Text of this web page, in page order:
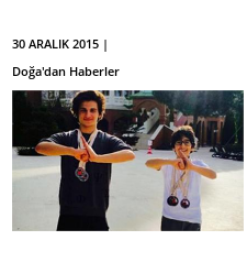
30 ARALIK 2015 |
Doğa'dan Haberler